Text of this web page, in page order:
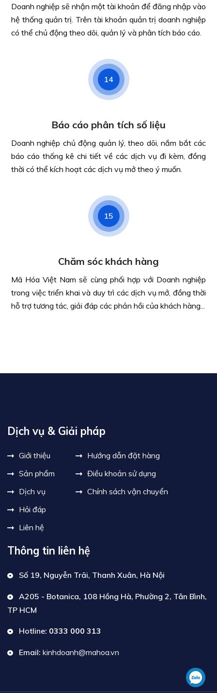
Doanh nghiệp sẽ nhận một tài khoản để đăng nhập vào
hệ thống quản trị. Trên tài khoản quản trị doanh nghiệp
có thể chủ động theo dõi, quản lý và phân tích báo cáo.
14
Báo cáo phân tích số liệu
Doanh nghiệp chủ động quản lý, theo dõi, nắm bắt các
báo cáo thống kê chi tiết về các dịch vụ đi kèm, đồng
thời có thể kích hoạt các dịch vụ mở theo ý muốn.
15
Chăm sóc khách hàng
Mã Hóa Việt Nam sẽ cùng phối hợp với Doanh nghiệp
trong việc triển khai và duy trì các dịch vụ mở, đồng thời
hỗ trợ tương tác, giải đáp các phản hồi của khách hàng...
Dịch vụ & Giải pháp
Giới thiệu
Sản phẩm
Dịch vụ
Hỏi đáp
Liên hệ
Hướng dẫn đặt hàng
Điều khoản sử dụng
Chính sách vận chuyển
Thông tin liên hệ
Số 19, Nguyễn Trãi, Thanh Xuân, Hà Nội
A205 - Botanica, 108 Hồng Hà, Phường 2, Tân Bình,
TP HCM
Hotline: 0333 000 313
Email: kinhdoanh@mahoa.vn